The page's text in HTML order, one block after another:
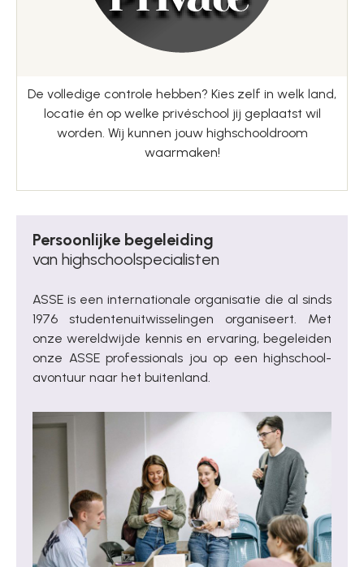
De volledige controle hebben? Kies zelf in welk land,
locatie én op welke privéschool jij geplaatst wil
worden. Wij kunnen jouw highschooldroom
waarmaken!
Persoonlijke begeleiding
van highschoolspecialisten
ASSE is een internationale organisatie die al sinds
1976 studenten­uitwisselingen organiseert. Met
onze wereldwijde kennis en ervaring, begeleiden
onze ASSE professionals jou op een highschool­
avontuur naar het buitenland.